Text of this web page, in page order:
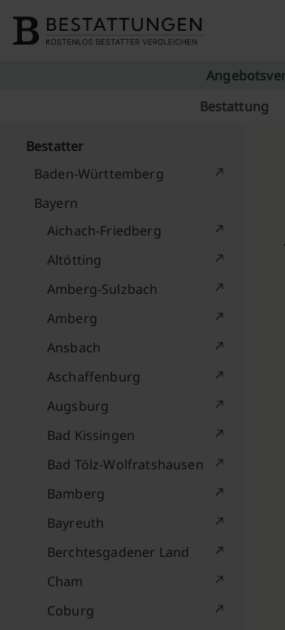
Bestattung
Bestatter
Baden-Württemberg
Bayern
Aichach-Friedberg
Altötting
Amberg-Sulzbach
Amberg
Ansbach
Aschaffenburg
Augsburg
Bad Kissingen
Bad Tölz-Wolfratshausen
Bamberg
Bayreuth
Berchtesgadener Land
Cham
Coburg